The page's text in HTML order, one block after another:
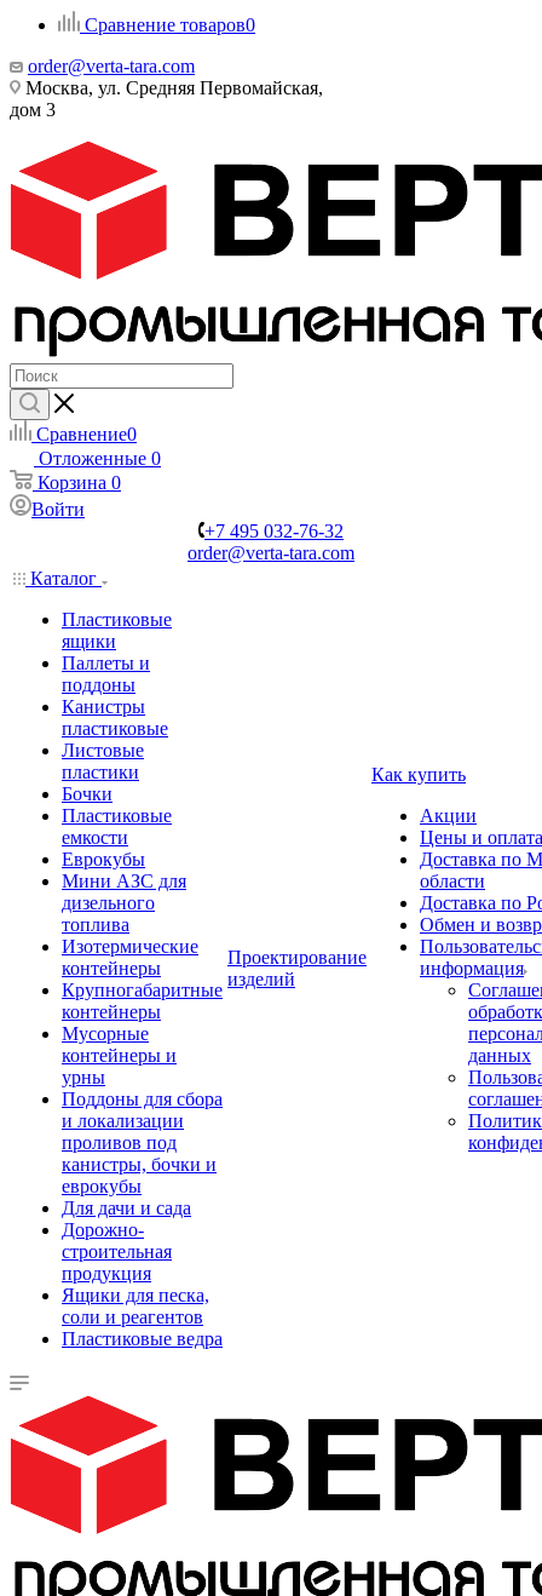
Сравнение товаров0
order@verta-tara.com
Москва, ул. Средняя Первомайская,
дом 3
Сравнение0
Отложенные 0
Корзина 0
Войти
+7 495 032-76-32
order@verta-tara.com
Каталог
Пластиковые
ящики
Паллеты и
поддоны
Канистры
пластиковые
Листовые
пластики
Бочки
Пластиковые
емкости
Еврокубы
Мини АЗС для
дизельного
топлива
Изотермические
контейнеры
Крупногабаритные
контейнеры
Мусорные
контейнеры и
урны
Поддоны для сбора
и локализации
проливов под
канистры, бочки и
еврокубы
Для дачи и сада
Дорожно-
строительная
продукция
Ящики для песка,
соли и реагентов
Пластиковые ведра
Проектирование
изделий
Как купить
Акции
Цены и оплата
Доставка по
области
Доставка по
Обмен и
информация
данных